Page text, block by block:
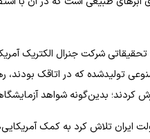
برای اولین‌بار در تاریخ ۱۲ ژوئیه ۱۹۴۶ در آزمایشگاه
داخل ابرهای مصنوعی تولیدشده که در
کردند؛ بدین‌گونه شواهد